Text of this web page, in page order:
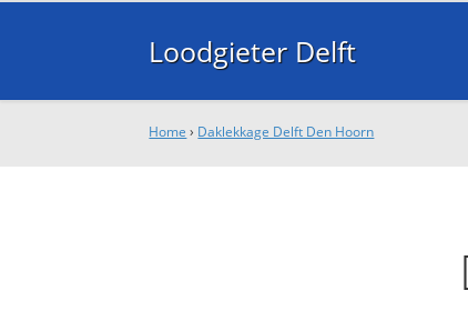
Loodgieter Delft
Home › Daklekkage Delft Den Hoorn